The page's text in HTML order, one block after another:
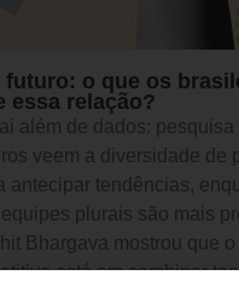
futuro: o que os
essa relação?
além de dados:
veem a diversidade de
antecipar tendências,
plurais são mais
Bhargava mostrou que
está em combinar